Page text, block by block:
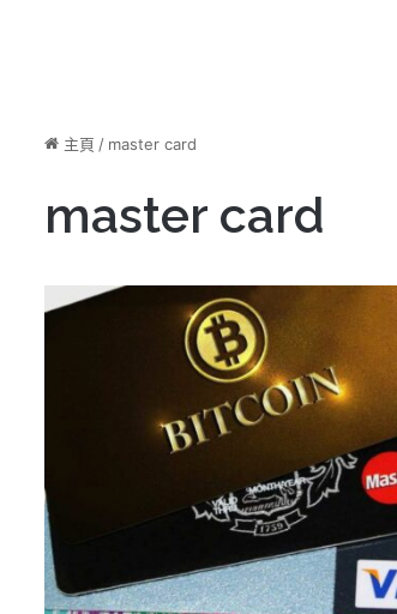
主頁 / master card
master card